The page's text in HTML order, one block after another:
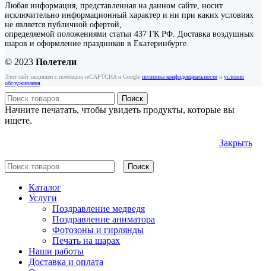
Любая информация, представленная на данном сайте, носит
исключительно информационный характер и ни при каких условиях
не является публичной офертой,
определяемой положениями статьи 437 ГК РФ. Доставка воздушных
шаров и оформление праздников в Екатеринбурге.
© 2023 Полетели
Этот сайт защищен с помощью reCAPTCHA и Google политика конфиденциальности и условия
обслуживания
Поиск
Начните печатать, чтобы увидеть продукты, которые вы
ищете.
Закрыть
Поиск
Каталог
Услуги
Поздравление медведя
Поздравление аниматора
Фотозоны и гирлянды
Печать на шарах
Наши работы
Доставка и оплата